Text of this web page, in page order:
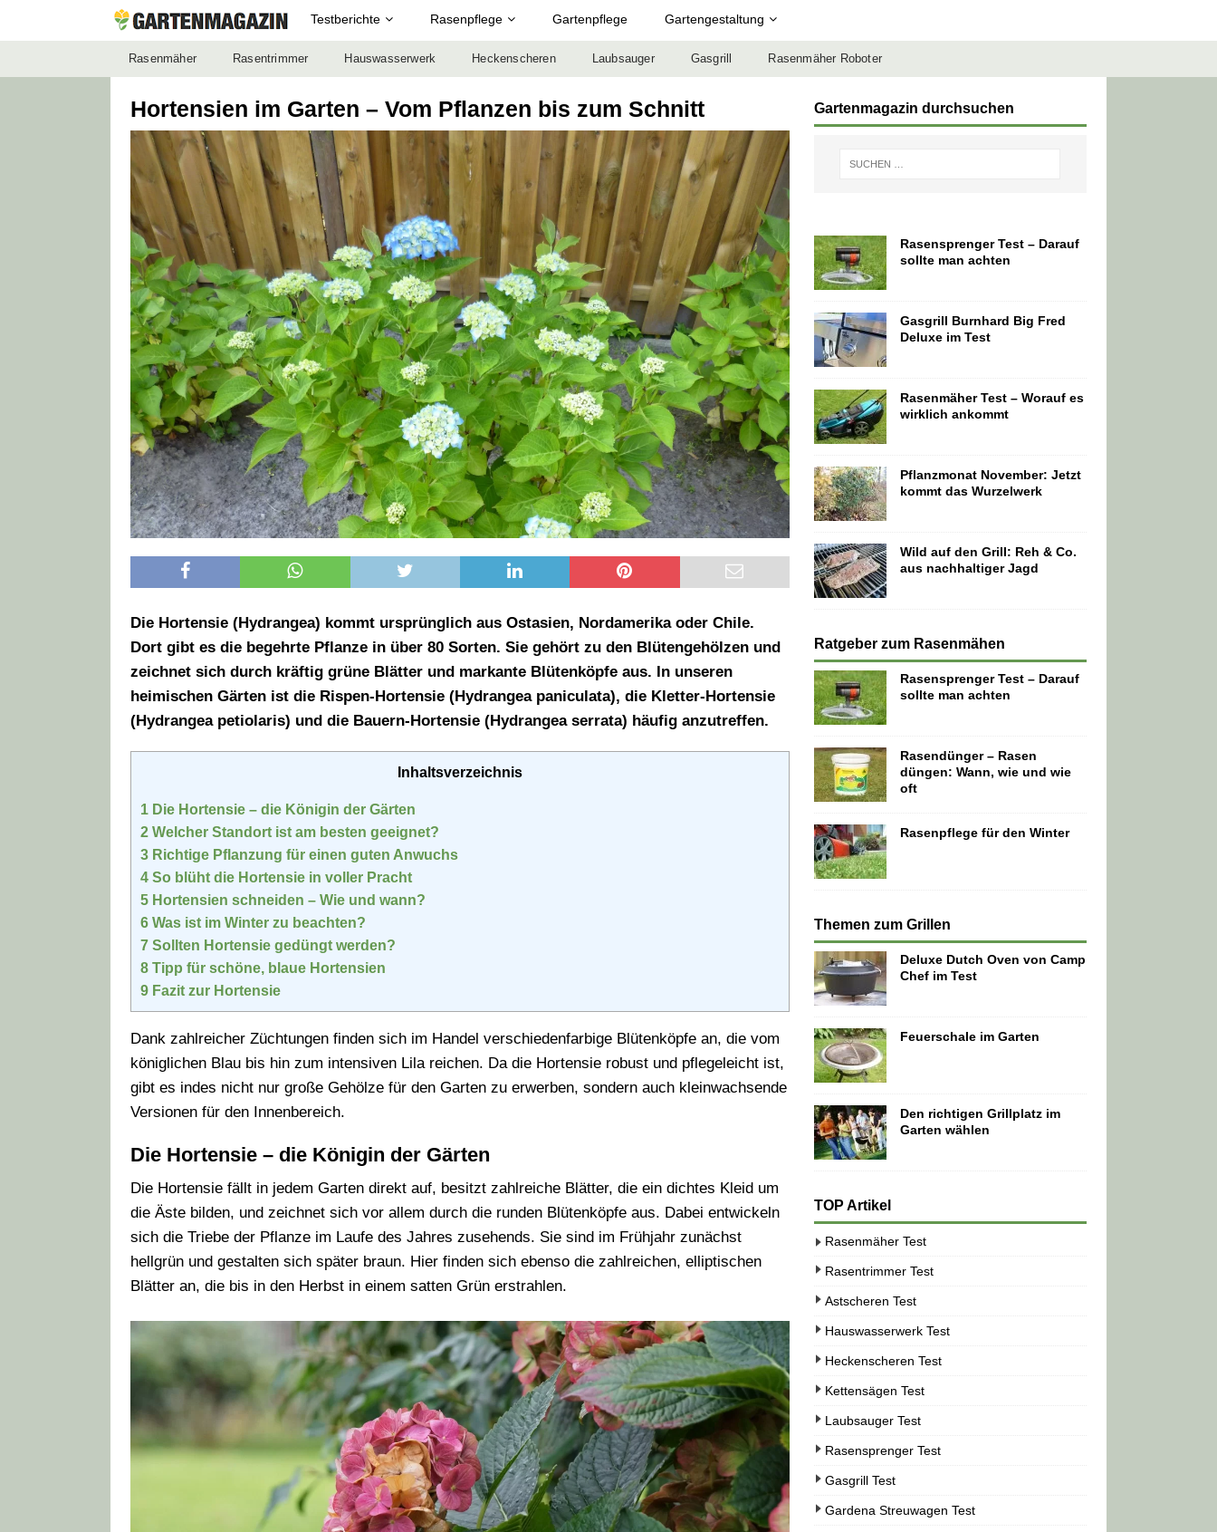
Testberichte Rasenpflege Gartenpflege Gartengestaltung
Rasenmäher Rasentrimmer Hauswasserwerk Heckenscheren Laubsauger Gasgrill Rasenmäher Roboter
Hortensien im Garten – Vom Pflanzen bis zum Schnitt
Die Hortensie (Hydrangea) kommt ursprünglich aus Ostasien, Nordamerika oder Chile.
Dort gibt es die begehrte Pflanze in über 80 Sorten. Sie gehört zu den Blütengehölzen und
zeichnet sich durch kräftig grüne Blätter und markante Blütenköpfe aus. In unseren
heimischen Gärten ist die Rispen-Hortensie (Hydrangea paniculata), die Kletter-Hortensie
(Hydrangea petiolaris) und die Bauern-Hortensie (Hydrangea serrata) häufig anzutreffen.
Inhaltsverzeichnis
1 Die Hortensie – die Königin der Gärten
2 Welcher Standort ist am besten geeignet?
3 Richtige Pflanzung für einen guten Anwuchs
4 So blüht die Hortensie in voller Pracht
5 Hortensien schneiden – Wie und wann?
6 Was ist im Winter zu beachten?
7 Sollten Hortensie gedüngt werden?
8 Tipp für schöne, blaue Hortensien
9 Fazit zur Hortensie
Dank zahlreicher Züchtungen finden sich im Handel verschiedenfarbige Blütenköpfe an, die vom
königlichen Blau bis hin zum intensiven Lila reichen. Da die Hortensie robust und pflegeleicht ist,
gibt es indes nicht nur große Gehölze für den Garten zu erwerben, sondern auch kleinwachsende
Versionen für den Innenbereich.
Die Hortensie – die Königin der Gärten
Die Hortensie fällt in jedem Garten direkt auf, besitzt zahlreiche Blätter, die ein dichtes Kleid um
die Äste bilden, und zeichnet sich vor allem durch die runden Blütenköpfe aus. Dabei entwickeln
sich die Triebe der Pflanze im Laufe des Jahres zusehends. Sie sind im Frühjahr zunächst
hellgrün und gestalten sich später braun. Hier finden sich ebenso die zahlreichen, elliptischen
Blätter an, die bis in den Herbst in einem satten Grün erstrahlen.
Gartenmagazin durchsuchen
Rasensprenger Test – Darauf
sollte man achten
Gasgrill Burnhard Big Fred
Deluxe im Test
Rasenmäher Test – Worauf es
wirklich ankommt
Pflanzmonat November: Jetzt
kommt das Wurzelwerk
Wild auf den Grill: Reh & Co.
aus nachhaltiger Jagd
Ratgeber zum Rasenmähen
Rasensprenger Test – Darauf
sollte man achten
Rasendünger – Rasen
düngen: Wann, wie und wie
oft
Rasenpflege für den Winter
Themen zum Grillen
Deluxe Dutch Oven von Camp
Chef im Test
Feuerschale im Garten
Den richtigen Grillplatz im
Garten wählen
TOP Artikel
Rasenmäher Test
Rasentrimmer Test
Astscheren Test
Hauswasserwerk Test
Heckenscheren Test
Kettensägen Test
Laubsauger Test
Rasensprenger Test
Gasgrill Test
Gardena Streuwagen Test